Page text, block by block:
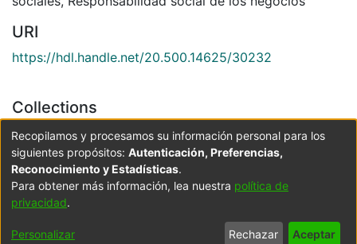
URI
https://hdl.handle.net/20.500.14625/30232
Collections
Especialización en Planeación, Gestión y Control del
Desarrollo Social
Full item page
Cookie
Accessibility
End User
Send
Recopilamos y procesamos su información personal para los
siguientes propósitos: Autenticación, Preferencias,
Reconocimiento y Estadísticas.
Para obtener más información, lea nuestra política de
privacidad.
Personalizar Rechazar Aceptar